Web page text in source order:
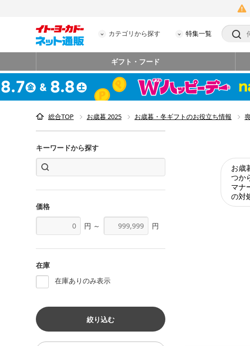
カテゴリから探す 特集一覧
ギフト・フード
総合TOP お歳暮 2025 お歳暮・冬ギフトのお役立ち情報
キーワードから探す
価格
円 ～ 円
在庫
在庫ありのみ表示
お歳
つか
マナ
の対